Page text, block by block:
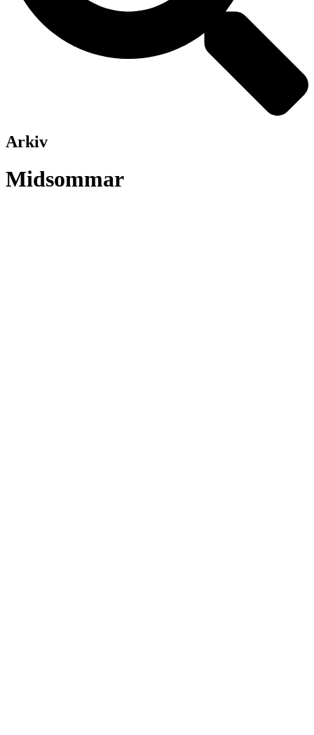
Arkiv
Midsommar